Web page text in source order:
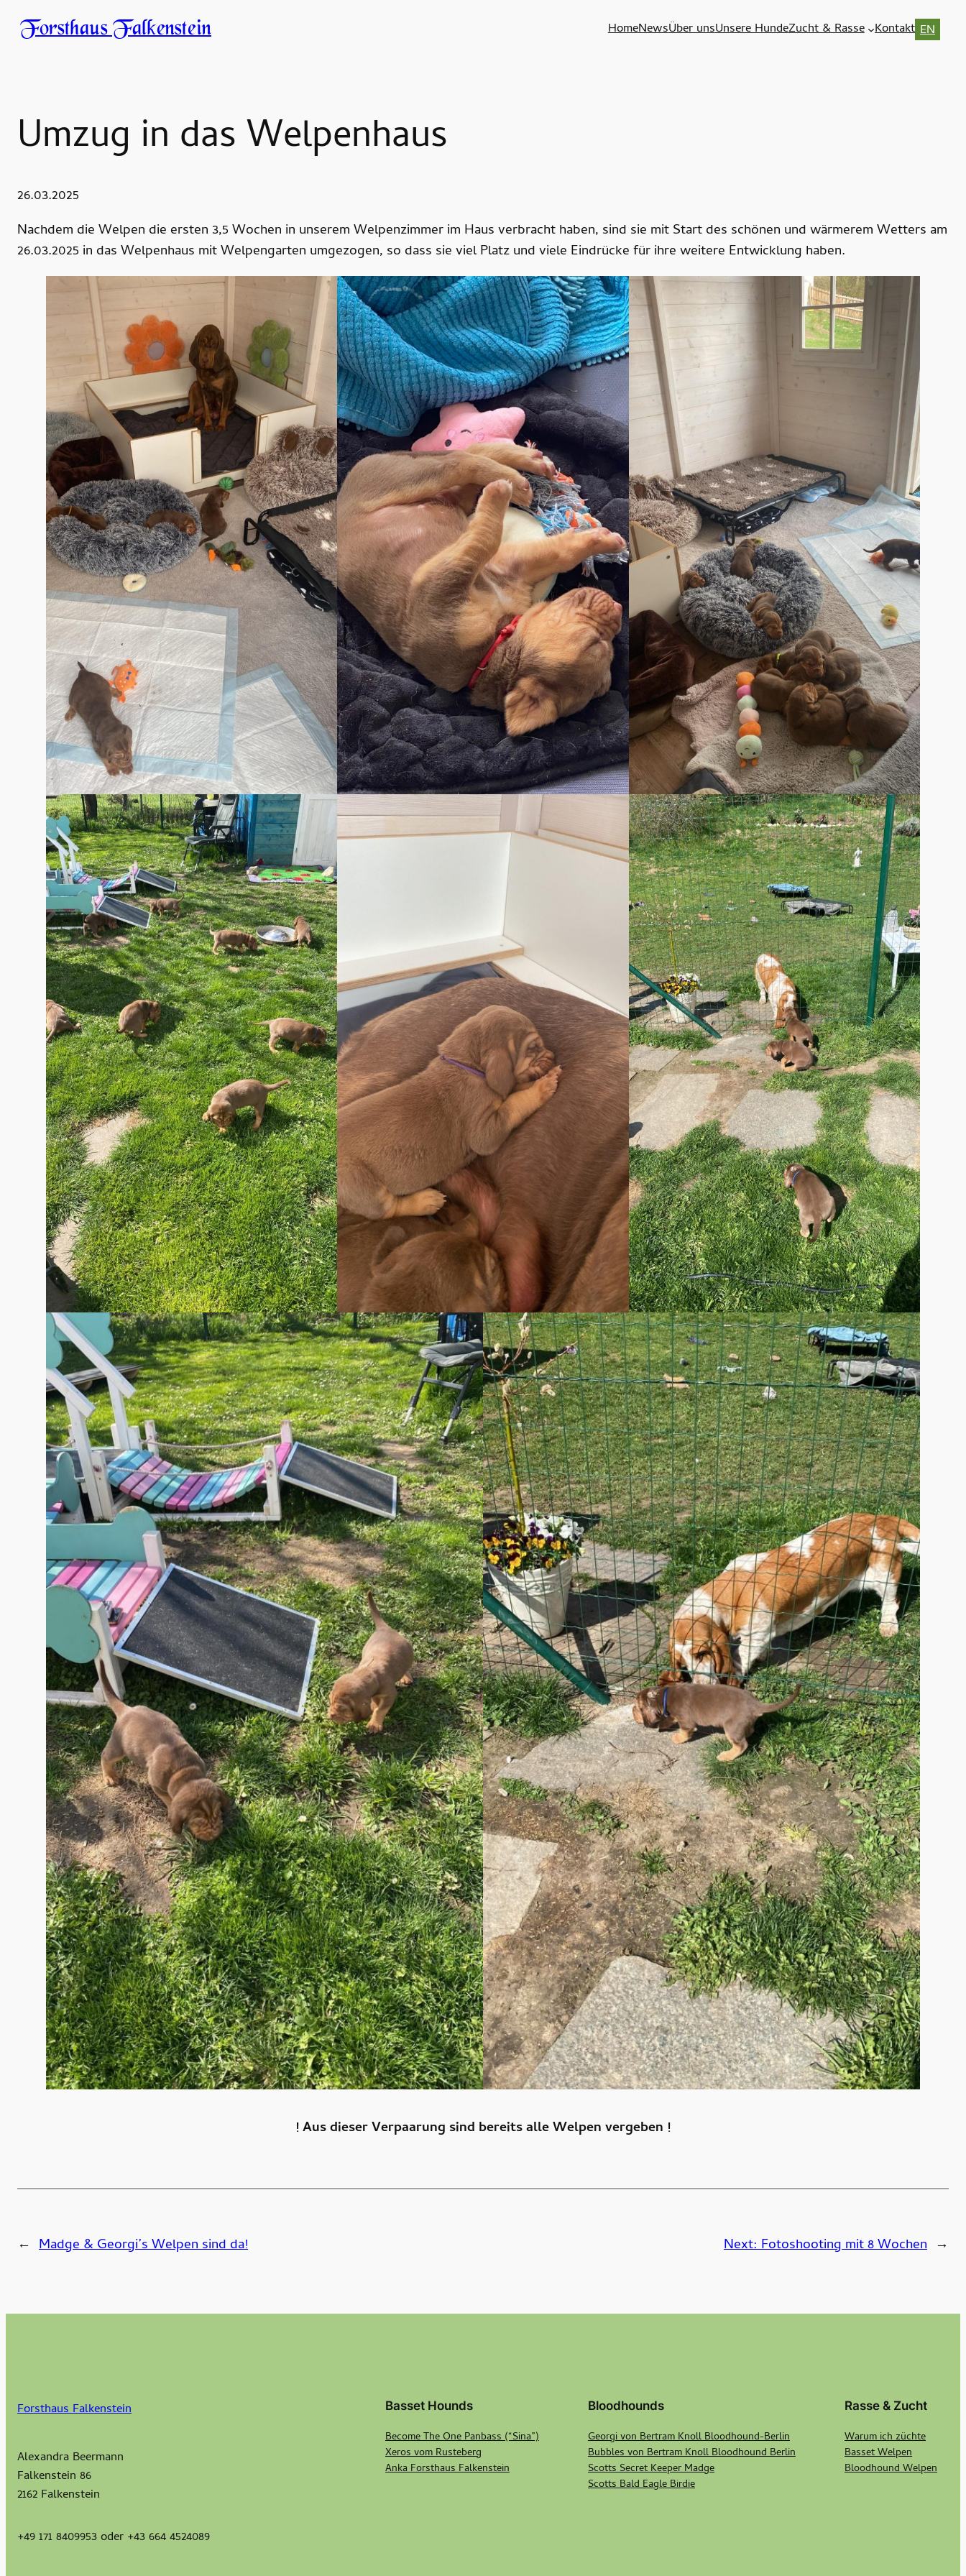
Forsthaus Falkenstein HomeNewsÜber unsUnsere HundeZucht & Rasse Kontakt EN
Umzug in das Welpenhaus
26.03.2025
Nachdem die Welpen die ersten 3,5 Wochen in unserem Welpenzimmer im Haus verbracht haben, sind sie mit Start des schönen und wärmerem Wetters am
26.03.2025 in das Welpenhaus mit Welpengarten umgezogen, so dass sie viel Platz und viele Eindrücke für ihre weitere Entwicklung haben.
! Aus dieser Verpaarung sind bereits alle Welpen vergeben !
← Madge & Georgi’s Welpen sind da! Next:Fotoshooting mit 8 Wochen →
Forsthaus Falkenstein
Alexandra Beermann
Falkenstein 86
2162 Falkenstein
+49 171 8409953 oder +43 664 4524089
Basset Hounds
Become The One Panbass (“Sina”)
Xeros vom Rusteberg
Anka Forsthaus Falkenstein
Bloodhounds
Georgi von Bertram Knoll Bloodhound-Berlin
Bubbles von Bertram Knoll Bloodhound Berlin
Scotts Secret Keeper Madge
Scotts Bald Eagle Birdie
Rasse & Zucht
Warum ich züchte
Basset Welpen
Bloodhound Welpen